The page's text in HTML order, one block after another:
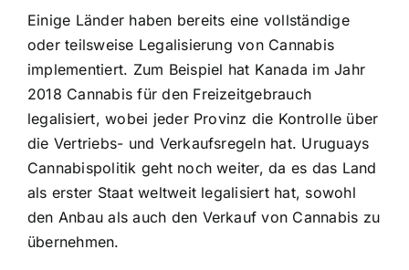
Einige Länder haben bereits eine vollständige
oder teilsweise Legalisierung von Cannabis
implementiert. Zum Beispiel hat Kanada im Jahr
2018 Cannabis für den Freizeitgebrauch
legalisiert, wobei jeder Provinz die Kontrolle über
die Vertriebs- und Verkaufsregeln hat. Uruguays
Cannabispolitik geht noch weiter, da es das Land
als erster Staat weltweit legalisiert hat, sowohl
den Anbau als auch den Verkauf von Cannabis zu
übernehmen.